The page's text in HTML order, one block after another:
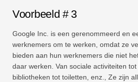
Voorbeeld # 3
Google Inc. is een gerenommeerd en
werknemers om te werken, omdat ze
bieden aan hun werknemers die niet
daar werken. Van sociale activiteiten
bibliotheken tot toiletten, enz., Ze zijn